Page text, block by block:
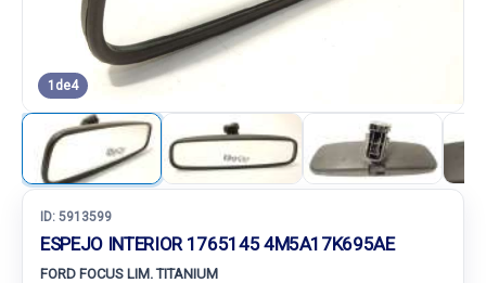
1 de4
ID: 5913599
ESPEJO INTERIOR 1765145 4M5A17K695AE
FORD FOCUS LIM. TITANIUM